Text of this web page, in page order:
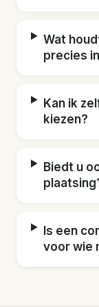
Wat
precies
Kan ik
kiezen?
Biedt u
Is een
voor wie